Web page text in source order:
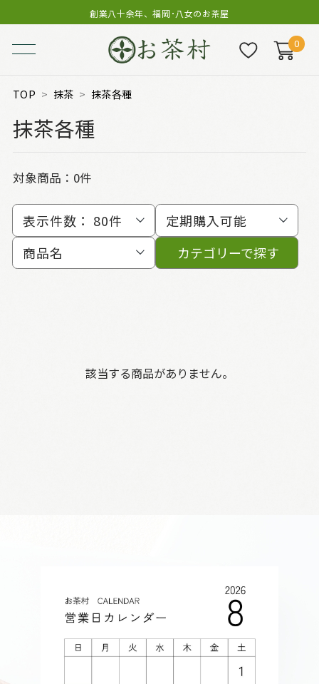
創業八十余年、福岡･八女のお茶屋
0
TOP 抹茶 抹茶各種
抹茶各種
対象商品：0件
表示件数： 80件
定期購入可能
商品名
カテゴリーで探す
該当する商品がありません。